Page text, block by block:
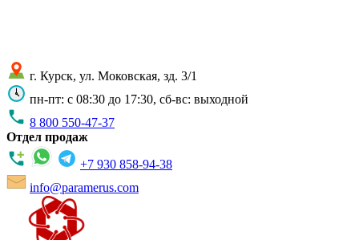
г. Курск, ул. Моковская, зд. 3/1
пн-пт: с 08:30 до 17:30, сб-вс: выходной
8 800 550-47-37
Отдел продаж
+7 930 858-94-38
info@paramerus.com